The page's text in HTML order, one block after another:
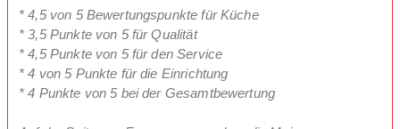
* 4,5 von 5 Bewertungspunkte für Küche
* 3,5 Punkte von 5 für Qualität
* 4,5 Punkte von 5 für den Service
* 4 von 5 Punkte für die Einrichtung
* 4 Punkte von 5 bei der Gesamtbewertung